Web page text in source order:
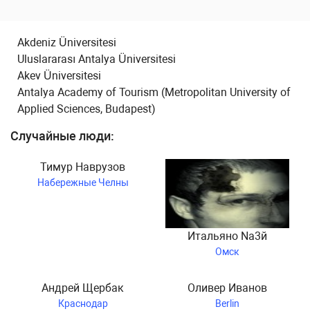
Akdeniz Üniversitesi
Uluslararası Antalya Üniversitesi
Akev Üniversitesi
Antalya Academy of Tourism (Metropolitan University of
Applied Sciences, Budapest)
Случайные люди:
Тимур Наврузов
Набережные Челны
Итальяно Na3й
Омск
Андрей Щербак
Краснодар
Оливер Иванов
Berlin